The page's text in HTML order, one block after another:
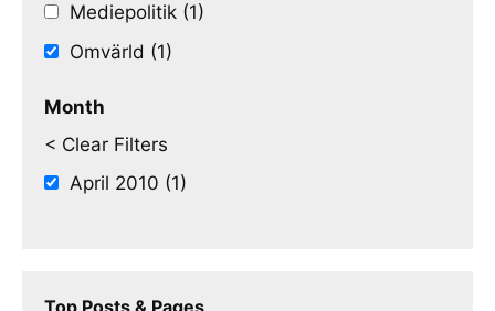
Mediepolitik (1)
Omvärld (1)
Month
< Clear Filters
April 2010 (1)
Top Posts & Pages